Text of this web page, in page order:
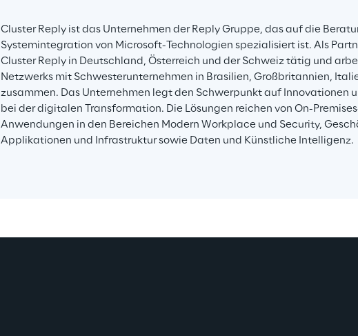
Cluster Reply ist das Unternehmen der Reply Gruppe, das auf die
Systemintegration von Microsoft-Technologien spezialisiert ist. Als
Cluster Reply in Deutschland, Österreich und der Schweiz tätig und
Netzwerks mit Schwesterunternehmen in Brasilien, Großbritannien,
zusammen. Das Unternehmen legt den Schwerpunkt auf Innovationen
bei der digitalen Transformation. Die Lösungen reichen von On-
Anwendungen in den Bereichen Modern Workplace und Security,
Applikationen und Infrastruktur sowie Daten und Künstliche Intelligenz.